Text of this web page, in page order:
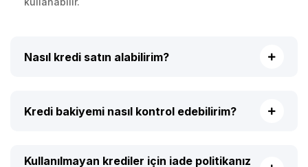
Nasıl kredi satın alabilirim?
Kredi bakiyemi nasıl kontrol edebilirim?
Kullanılmayan krediler için iade politikanız